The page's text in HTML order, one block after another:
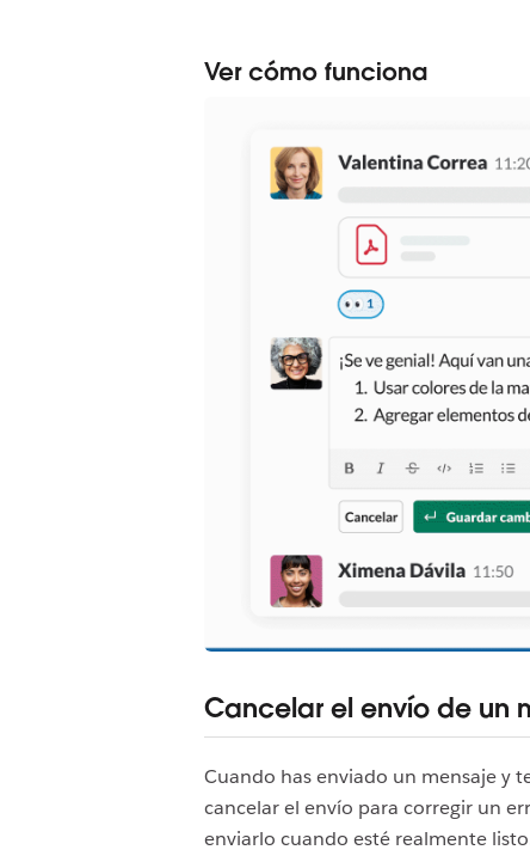
Ver cómo funciona
Cancelar el envío de un
Cuando has enviado un mensaje y
cancelar el envío para corregir un
enviarlo cuando esté realmente